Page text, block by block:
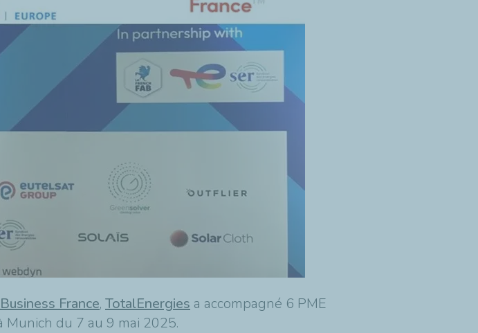
Business France, TotalEnergies a accompagné 6 PME
Munich du 7 au 9 mai 2025.